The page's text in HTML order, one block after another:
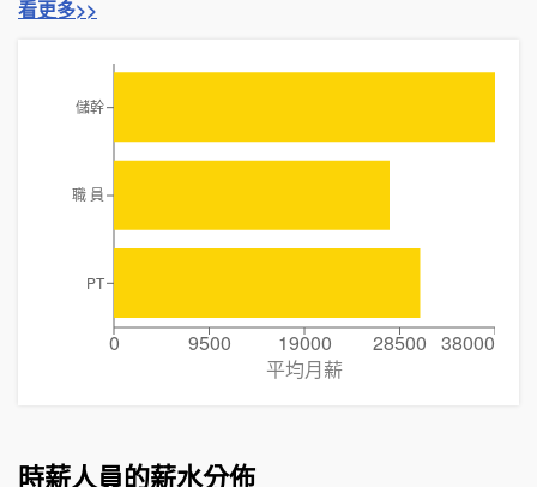
看更多>>
0 9500 19000 28500 38000
平均月薪
儲幹
職 員
PT
時薪人員的薪水分佈